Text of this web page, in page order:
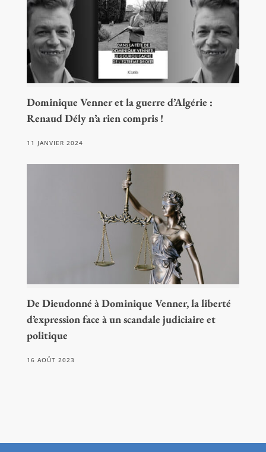
Dominique Venner et la guerre d’Algérie :
Renaud Dély n’a rien compris !
11 JANVIER 2024
De Dieudonné à Dominique Venner, la liberté
d’expression face à un scandale judiciaire et
politique
16 AOÛT 2023